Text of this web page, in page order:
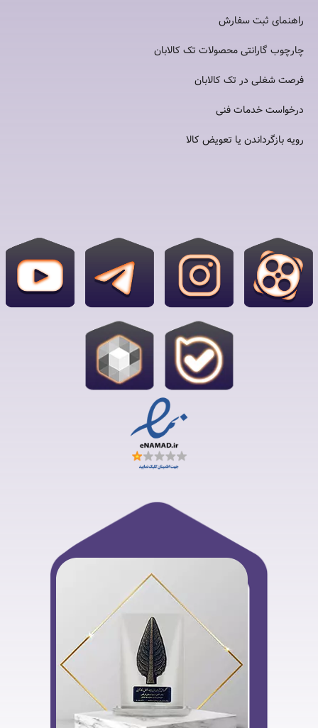
راهنمای ثبت سفارش
چارچوب گارانتی محصولات تک کالابان
فرصت شغلی در تک کالابان
درخواست خدمات فنی
رویه بازگرداندن یا تعویض کالا